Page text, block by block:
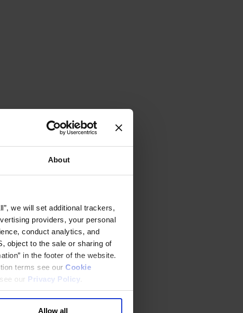
About
we will set additional trackers,
providers, your personal
conduct analytics, and
object to the sale or sharing of
in the footer of the website.
terms see our Cookie
our Privacy Policy
Allow all